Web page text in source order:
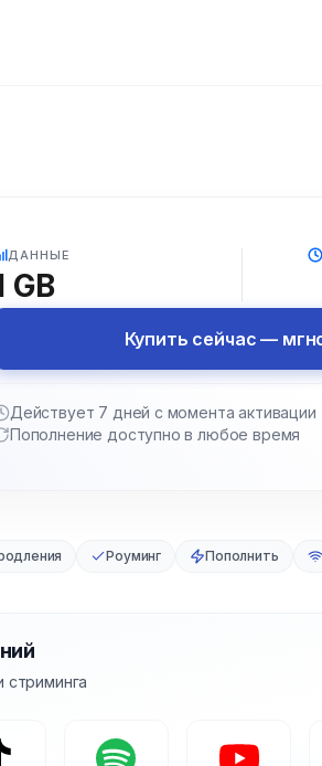
ДАННЫЕ
GB
Купить сейчас —
Действует 7 дней с момента активации
Пополнение доступно в любое время
Роуминг Пополнить
стриминга